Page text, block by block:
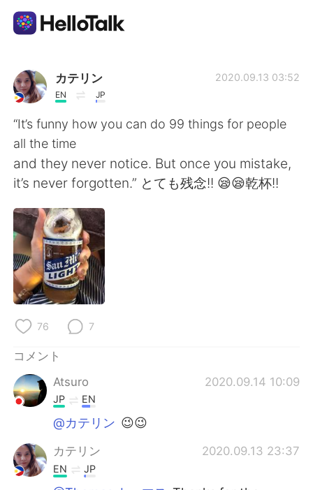
語学交換アプリ
AI Grammar Checker
日本語
English
繁體中文
العربية
Deutsch
Русский
Indonesia
Türkçe Tiếng Việt
Português
カテリン
EN JP
2020.09.13 03:52
“It’s funny how you can do 99 things for people
all the time
and they never notice. But once you mistake,
it’s never forgotten.” とても残念!! 😪😪乾杯!!
76 7
コメント
Atsuro
2020.09.14 10:09
JP EN
@カテリン 😉😉
カテリン 2020.09.13 23:37
EN JP